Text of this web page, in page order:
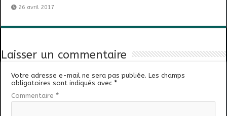
26 avril 2017
Laisser un commentaire
Votre adresse e-mail ne sera pas publiée. Les champs
obligatoires sont indiqués avec*
Commentaire *